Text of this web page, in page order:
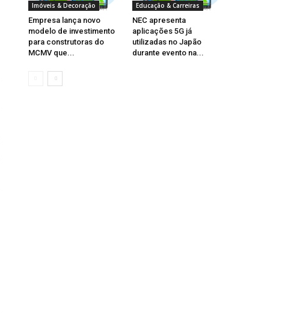
Imóveis & Decoração
Empresa lança novo
modelo de investimento
para construtoras do
MCMV que...
Educação & Carreiras
NEC apresenta
aplicações 5G já
utilizadas no Japão
durante evento na...